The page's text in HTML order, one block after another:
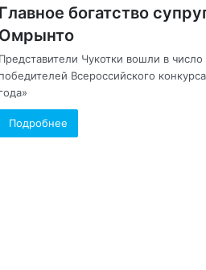
Главное богатство
Омрынто
Представители Чукотки вошли в число
победителей Всероссийского
года»
Подробнее